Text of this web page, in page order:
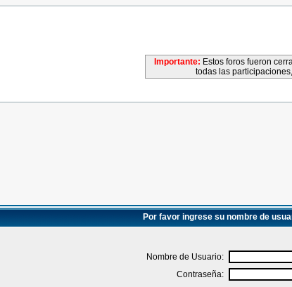
Importante: Estos foros fueron
todas las
Por favor ingrese su nombre de
Nombre de Usuario:
Contraseña: